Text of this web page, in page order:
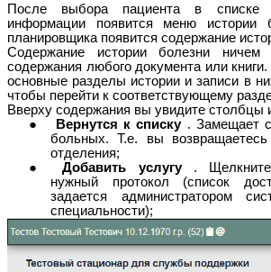
После выбора пациента в
информации появится меню истории
планировщика появится содержание
Содержание истории болезни ничем
содержания любого документа или
основные разделы истории и записи в
чтобы перейти к соответствующему
Вверху содержания вы увидите столбцы
Вернутся к списку . Замещает
больных. Т.е. вы
отделения;
Добавить услугу
.
нужный протокол (список
задается администратором
специальности);